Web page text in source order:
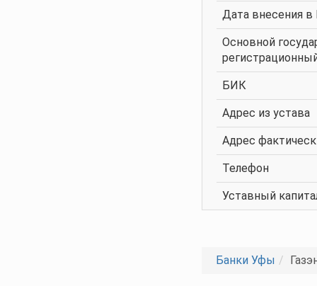
Дата внесения
Основной
БИК
Адрес из устава
Адрес
Телефон
Уставный
Банки Уфы